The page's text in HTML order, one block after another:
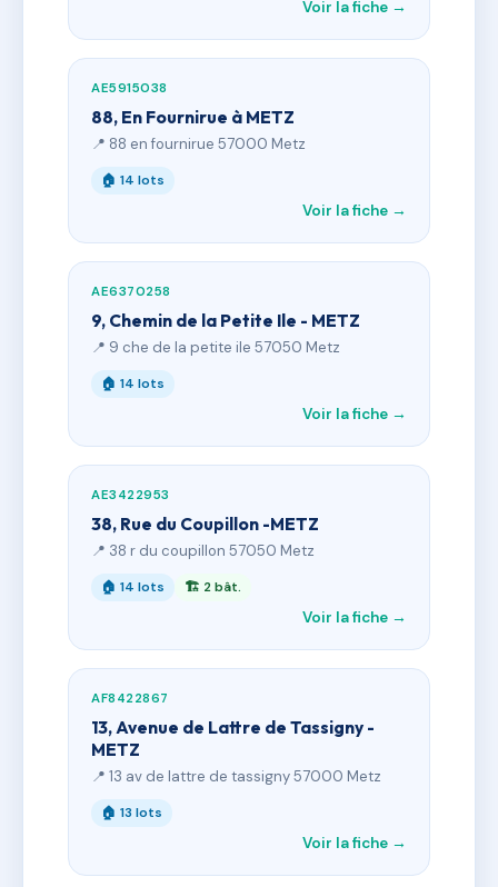
Voir la fiche →
AE5915038
88, En Fournirue à METZ
📍 88 en fournirue 57000 Metz
🏠 14 lots
Voir la fiche →
AE6370258
9, Chemin de la Petite Ile - METZ
📍 9 che de la petite ile 57050 Metz
🏠 14 lots
Voir la fiche →
AE3422953
38, Rue du Coupillon -METZ
📍 38 r du coupillon 57050 Metz
🏠 14 lots 🏗 2 bât.
Voir la fiche →
AF8422867
13, Avenue de Lattre de Tassigny -
METZ
📍 13 av de lattre de tassigny 57000 Metz
🏠 13 lots
Voir la fiche →